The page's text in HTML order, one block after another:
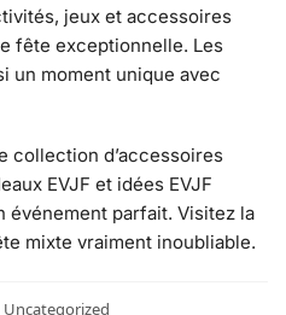
jeux et accessoires
fête exceptionnelle. Les
un moment unique avec
collection d’accessoires
EVJF et idées EVJF
événement parfait. Visitez la
mixte vraiment inoubliable.
Uncategorized